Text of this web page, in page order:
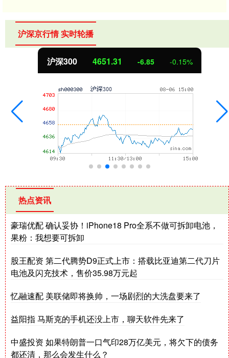
沪深京行情 实时轮播
沪深300 4651.31 -6.85 -0.15%
热点资讯
豪瑞优配 确认妥协！iPhone18 Pro全系不做可拆卸电池，
果粉：我想要可拆卸
股王配资 第二代腾势D9正式上市：搭载比亚迪第二代刀片
电池及闪充技术，售价35.98万元起
忆融速配 美联储即将换帅，一场剧烈的大洗盘要来了
益阳指 马斯克的手机还没上市，聊天软件先来了
中盛投资 如果特朗普一口气印28万亿美元，将欠下的债务
都还清，那么会发生什么？